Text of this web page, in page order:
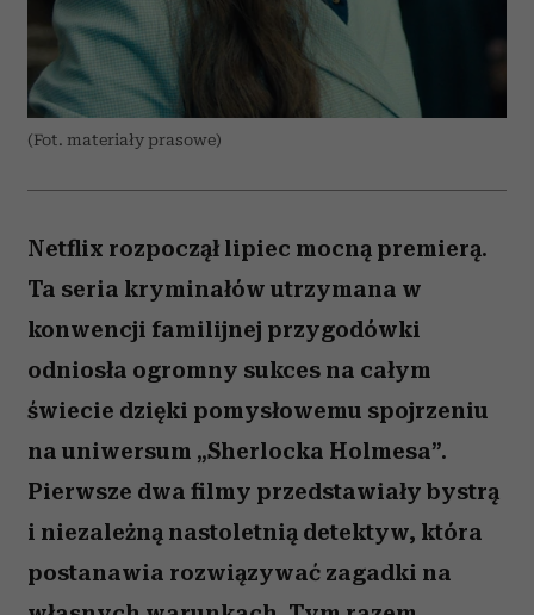
(Fot. materiały prasowe)
Netflix rozpoczął lipiec mocną premierą.
Ta seria kryminałów utrzymana w
konwencji familijnej przygodówki
odniosła ogromny sukces na całym
świecie dzięki pomysłowemu spojrzeniu
na uniwersum „Sherlocka Holmesa”.
Pierwsze dwa filmy przedstawiały bystrą
i niezależną nastoletnią detektyw, która
postanawia rozwiązywać zagadki na